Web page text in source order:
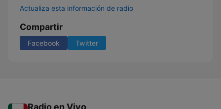
Actualiza esta información de radio
Compartir
Facebook Twitter
Radio en Vivo